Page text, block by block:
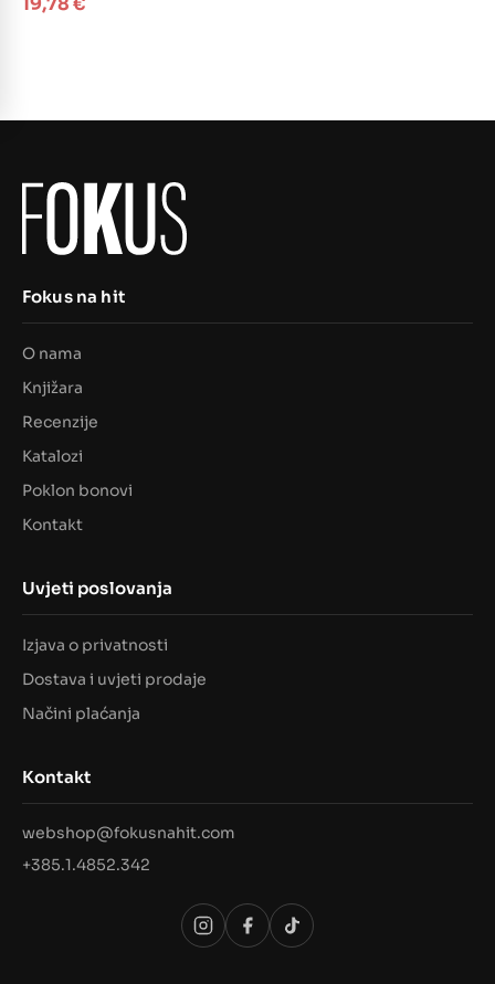
Fokus na hit
O nama
Knjižara
Recenzije
Katalozi
Poklon bonovi
Kontakt
Uvjeti poslovanja
Izjava o privatnosti
Dostava i uvjeti prodaje
Načini plaćanja
Kontakt
webshop@fokusnahit.com
+385.1.4852.342